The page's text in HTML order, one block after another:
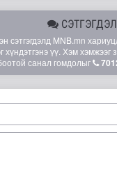
MNB.mn
үү. Хэм хэмжээг
санал гомдолыг